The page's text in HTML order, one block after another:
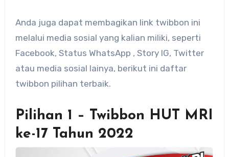
Anda juga dapat membagikan link twibbon ini
melalui media sosial yang kalian miliki, seperti
Facebook, Status WhatsApp , Story IG, Twitter
atau media sosial lainya, berikut ini daftar
twibbon pilihan terbaik.
Pilihan 1 – Twibbon HUT MRI
ke-17 Tahun 2022